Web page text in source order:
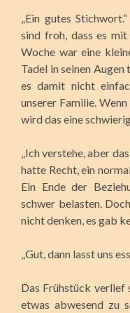
„Ein gutes
sind froh, dass es
Woche war eine
Tadel in seinen
es damit nicht
unserer Familie.
wird das eine
„Ich verstehe, aber
hatte Recht, ein
Ein Ende der
schwer belasten.
nicht denken, es gab
„Gut, dann lasst uns
Das Frühstück verlief
etwas abwesend zu